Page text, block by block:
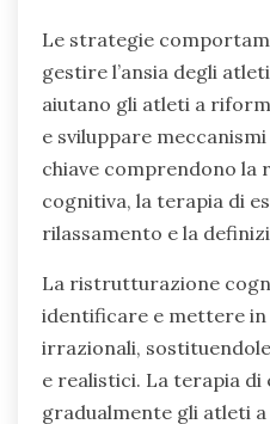
Le strategie
gestire l’ansia degli
aiutano gli atleti a
e sviluppare
chiave comprendono
cognitiva, la terapia di
rilassamento e la
La ristrutturazione
identificare e mettere in
irrazionali,
e realistici. La terapia di
gradualmente gli atleti